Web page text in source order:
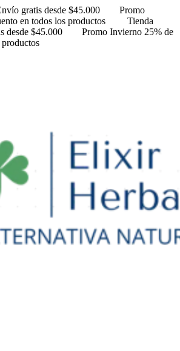
gratis desde $45.000
Promo
en todos los productos
Tienda
desde $45.000
Promo Invierno 25% de